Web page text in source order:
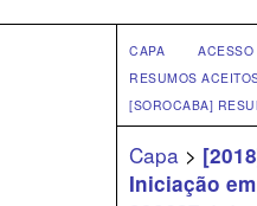
CAPA ACESSO
RESUMOS
[SOROCABA]
Capa >
Iniciação